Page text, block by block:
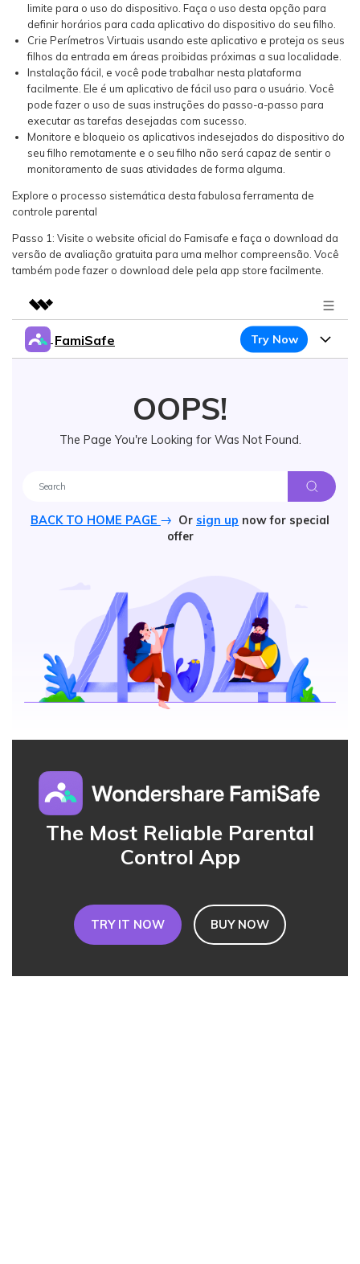
limite para o uso do dispositivo. Faça o uso desta opção para
definir horários para cada aplicativo do dispositivo do seu filho.
Crie Perímetros Virtuais usando este aplicativo e proteja os seus
filhos da entrada em áreas proibidas próximas a sua localidade.
Instalação fácil, e você pode trabalhar nesta plataforma
facilmente. Ele é um aplicativo de fácil uso para o usuário. Você
pode fazer o uso de suas instruções do passo-a-passo para
executar as tarefas desejadas com sucesso.
Monitore e bloqueio os aplicativos indesejados do dispositivo do
seu filho remotamente e o seu filho não será capaz de sentir o
monitoramento de suas atividades de forma alguma.
Explore o processo sistemática desta fabulosa ferramenta de
controle parental
Passo 1: Visite o website oficial do Famisafe e faça o download da
versão de avaliação gratuita para uma melhor compreensão. Você
também pode fazer o download dele pela app store facilmente.
Featured Products
Solutions
FamiSafe Try Now
FamiSafe
Keep Schools & Parents Connected
Try It Free
Geonection
Content Safety
Location Service
Location Tracker
Screen Time
Activity Monitor
Parenting Knowledge
Read More>
search
OOPS!
The Page You're Looking for Was Not Found.
BACK TO HOME PAGE Or sign up now for special
offer
The Most Reliable Parental
Control App
TRY IT NOW BUY NOW